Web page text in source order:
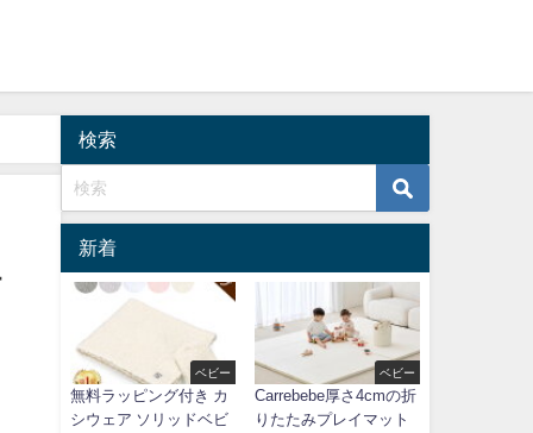
検索
新着
ベビー
無料ラッピング付き カ
シウェア ソリッドベビ
ベビー
Carrebebe厚さ4cmの折
りたたみプレイマット